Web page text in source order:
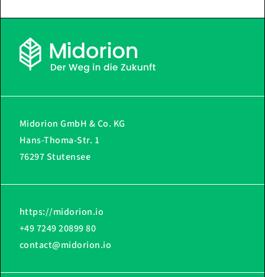
Midorion GmbH & Co. KG
Hans-Thoma-Str. 1
76297 Stutensee
https://midorion.io
+49 7249 20899 80
contact@midorion.io